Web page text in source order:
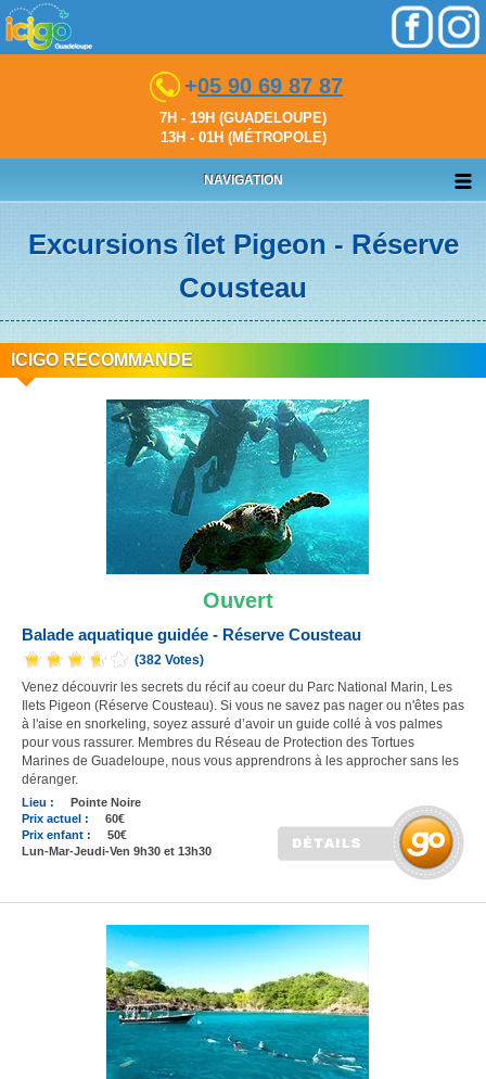
+05 90 69 87 87
7H - 19H (GUADELOUPE)
13H - 01H (MÉTROPOLE)
NAVIGATION
Excursions îlet Pigeon - Réserve
Cousteau
ICIGO RECOMMANDE
Ouvert
Balade aquatique guidée - Réserve Cousteau
(382 Votes)
Venez découvrir les secrets du récif au coeur du Parc National Marin, Les
Ilets Pigeon (Réserve Cousteau). Si vous ne savez pas nager ou n'êtes pas
à l'aise en snorkeling, soyez assuré d’avoir un guide collé à vos palmes
pour vous rassurer. Membres du Réseau de Protection des Tortues
Marines de Guadeloupe, nous vous apprendrons à les approcher sans les
déranger.
Lieu :
Pointe Noire
Prix actuel :
60€
Prix enfant :
50€
Lun-Mar-Jeudi-Ven 9h30 et 13h30